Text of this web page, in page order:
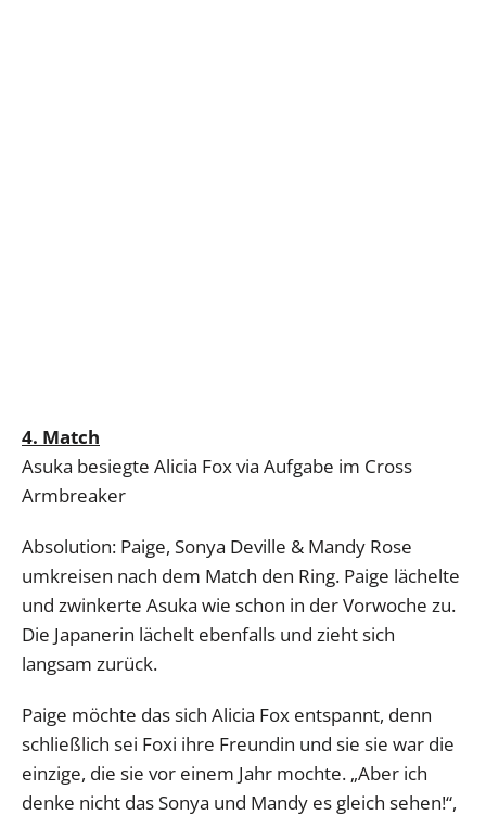
4. Match
Asuka besiegte Alicia Fox via Aufgabe im Cross
Armbreaker
Absolution: Paige, Sonya Deville & Mandy Rose
umkreisen nach dem Match den Ring. Paige lächelte
und zwinkerte Asuka wie schon in der Vorwoche zu.
Die Japanerin lächelt ebenfalls und zieht sich
langsam zurück.
Paige möchte das sich Alicia Fox entspannt, denn
schließlich sei Foxi ihre Freundin und sie sie war die
einzige, die sie vor einem Jahr mochte. „Aber ich
denke nicht das Sonya und Mandy es gleich sehen!“,